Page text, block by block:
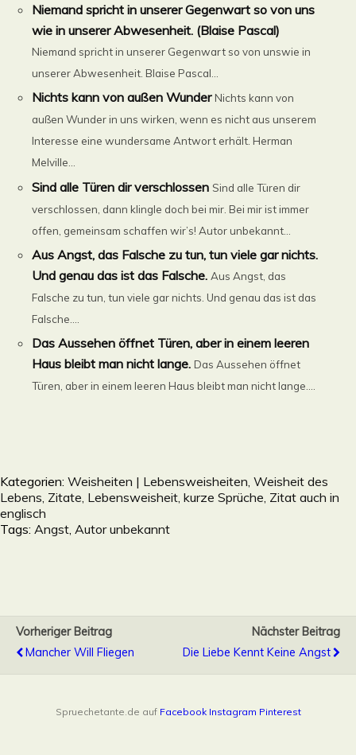
Niemand spricht in unserer Gegenwart so von uns
wie in unserer Abwesenheit. (Blaise Pascal)
Niemand spricht in unserer Gegenwart so von unswie in
unserer Abwesenheit. Blaise Pascal...
Nichts kann von außen Wunder Nichts kann von
außen Wunder in uns wirken, wenn es nicht aus unserem
Interesse eine wundersame Antwort erhält. Herman
Melville...
Sind alle Türen dir verschlossen Sind alle Türen dir
verschlossen, dann klingle doch bei mir. Bei mir ist immer
offen, gemeinsam schaffen wir’s! Autor unbekannt...
Aus Angst, das Falsche zu tun, tun viele gar nichts.
Und genau das ist das Falsche. Aus Angst, das
Falsche zu tun, tun viele gar nichts. Und genau das ist das
Falsche....
Das Aussehen öffnet Türen, aber in einem leeren
Haus bleibt man nicht lange. Das Aussehen öffnet
Türen, aber in einem leeren Haus bleibt man nicht lange....
Kategorien: Weisheiten | Lebensweisheiten, Weisheit des
Lebens, Zitate, Lebensweisheit, kurze Sprüche, Zitat auch in
englisch
Tags: Angst Autor unbekannt
Vorheriger Beitrag
Mancher Will Fliegen
Nächster Beitrag
Die Liebe Kennt Keine Angst
Spruechetante.de auf Facebook Instagram Pinterest